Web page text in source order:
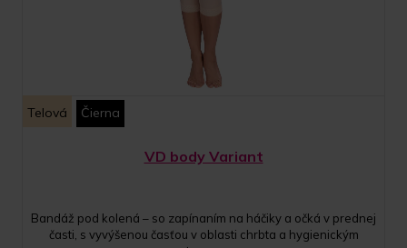
Telová Čierna
VD body Variant
Bandáž pod kolená – so zapínaním na háčiky a očká v prednej
časti, s vyvýšenou časťou v oblasti chrbta a hygienickým